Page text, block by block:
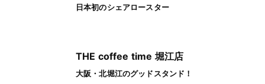
日本初のシェアロースター
THE coffee time 堀江店
大阪・北堀江のグッドスタンド！